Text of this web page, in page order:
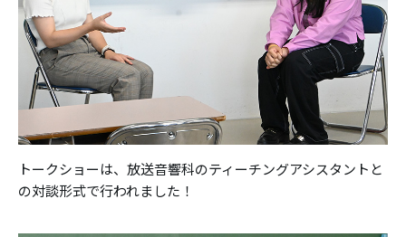
トークショーは、放送音響科のティーチングアシスタントと
の対談形式で行われました！